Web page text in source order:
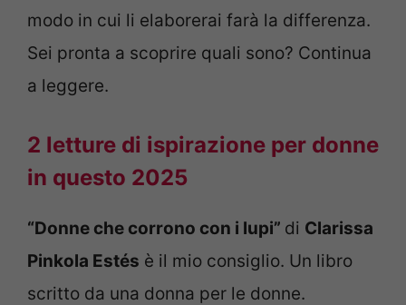
modo in cui li elaborerai farà la differenza.
Sei pronta a scoprire quali sono? Continua
a leggere.
2 letture di ispirazione per donne
in questo 2025
“Donne che corrono con i lupi” di Clarissa
Pinkola Estés è il mio consiglio. Un libro
scritto da una donna per le donne.